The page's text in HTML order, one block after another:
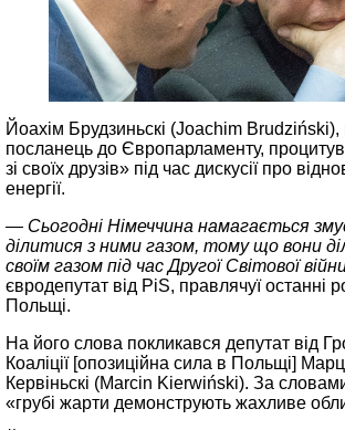
Йоахім Брудзиньскі (Joachim Brudziński),
посланець до Європарламенту,
зі своїх друзів» під час дискусії про
енергії.
— Сьогодні Німеччина намагається
ділитися з ними газом, тому що вони
своїм газом під час Другої Світової
євродепутат від PiS, правлячуї останні
Польщі.
На його слова покликався депутат від
Коаліції [опозиційна сила в Польщі]
Кервіньскі (Marcin Kierwiński). За
«грубі жарти демонструють жахливе